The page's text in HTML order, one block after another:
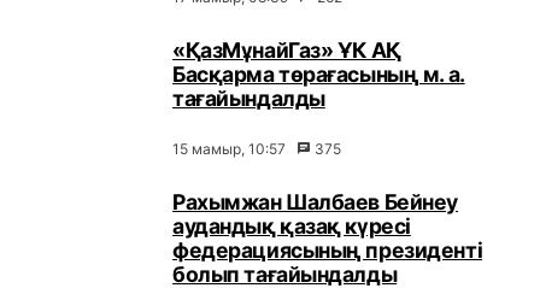
«ҚазМұнайГаз» ҰК АҚ
Басқарма төрағасының м. а.
тағайындалды
15 мамыр, 10:57 375
Рахымжан Шалбаев Бейнеу
аудандық қазақ күресі
федерациясының президенті
болып тағайындалды